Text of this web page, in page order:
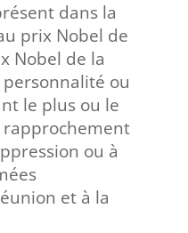
dans la
prix Nobel de
Nobel de la
ou
le plus ou le
ou à
et à la